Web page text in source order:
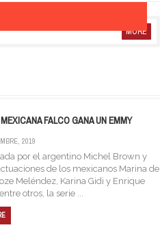
MORE
FALCO GANA UN EMMY
2019
por el argentino Michel Brown y
de los mexicanos Marina de
Meléndez, Karina Gidi y Enrique
otros, la serie ...